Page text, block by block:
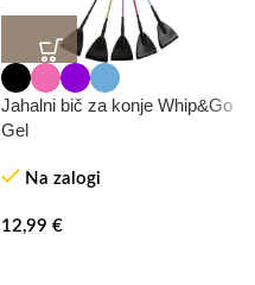
Jahalni bič za konje Whip&Go
Gel
Na zalogi
12,99 €